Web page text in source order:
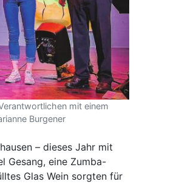
mit einem
Burgener
– dieses Jahr mit
Gesang, eine Zumba-
Glas Wein sorgten für